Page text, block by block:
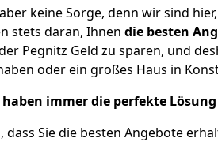
keine Sorge, denn wir sind
stets daran, Ihnen die besten
Pegnitz Geld zu sparen, und
oder ein großes Haus in
immer die perfekte
Sie die besten Angebote